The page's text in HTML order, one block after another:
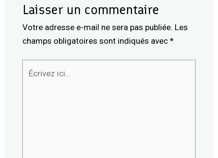
Laisser un commentaire
Votre adresse e-mail ne sera pas publiée. Les
champs obligatoires sont indiqués avec *